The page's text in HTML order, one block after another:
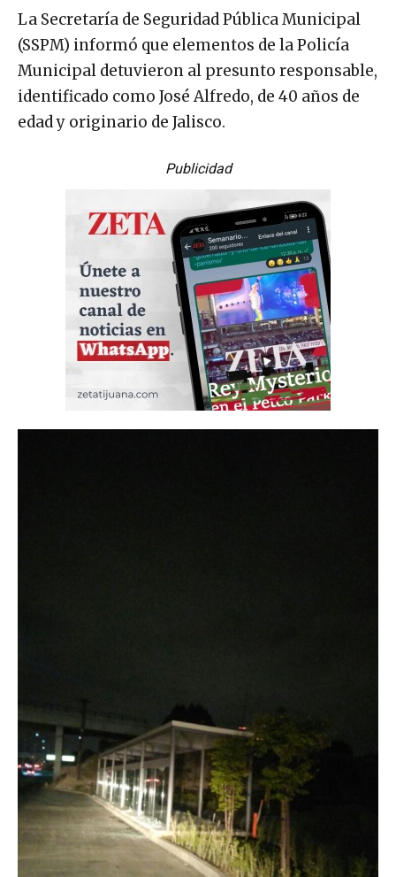
La Secretaría de Seguridad Pública Municipal
(SSPM) informó que elementos de la Policía
Municipal detuvieron al presunto responsable,
identificado como José Alfredo, de 40 años de
edad y originario de Jalisco.
Publicidad